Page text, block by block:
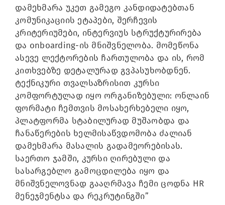
დამეხმარა უკეთ გამეგო კანდიდატებთან
კომუნიკაციის ეტაპები, შერჩევის
კრიტერიუმები, ინტერვიუს სტრუქტურირება
და onboarding-ის მნიშვნელობა. მომეწონა
ასევე ლექტორების ჩართულობა და ის, რომ
კითხვებზე დეტალურად გვპასუხობდნენ.
ტექნიკური თვალსაზრისით კურსი
კომფორტულად იყო ორგანიზებული: ონლაინ
ფორმატი ჩემთვის მოსახერხებელი იყო,
პლატფორმა სტაბილურად მუშაობდა და
ჩანაწერების ხელმისაწვდომობა ძალიან
დამეხმარა მასალის გადამეორებისას.
საერთო ჯამში, კურსი ღირებული და
სასარგებლო გამოცდილება იყო და
მნიშვნელოვნად გააღრმავა ჩემი ცოდნა HR
მენეჯმენტსა და რეკრუტინგში”